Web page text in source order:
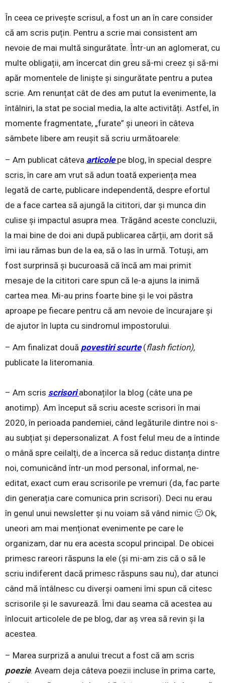
În ceea ce privește scrisul, a fost un an în care consider
că am scris puțin. Pentru a scrie mai consistent am
nevoie de mai multă singurătate. Într-un an aglomerat, cu
multe obligații, am încercat din greu să-mi creez și să-mi
apăr momentele de liniște și singurătate pentru a putea
scrie. Am renunțat cât de des am putut la evenimente, la
întâlniri, la stat pe social media, la alte activități. Astfel, în
momente fragmentate, „furate” și uneori în câteva
sâmbete libere am reușit să scriu următoarele:
– Am publicat câteva articole pe blog, în special despre
scris, în care am vrut să adun toată experiența mea
legată de carte, publicare independentă, despre efortul
de a face cartea să ajungă la cititori, dar și munca din
culise și impactul asupra mea. Trăgând aceste concluzii,
la mai bine de doi ani după publicarea cărții, am dorit să
îmi iau rămas bun de la ea, să o las în urmă. Totuși, am
fost surprinsă și bucuroasă că încă am mai primit
mesaje de la cititori care spun că le-a ajuns la inimă
cartea mea. Mi-au prins foarte bine și le voi păstra
aproape pe fiecare pentru că am nevoie de încurajare și
de ajutor în lupta cu sindromul impostorului.
– Am finalizat două povestiri scurte(flash fiction),
publicate la literomania.
– Am scris scrisori abonaților la blog (câte una pe
anotimp). Am început să scriu aceste scrisori în mai
2020, în perioada pandemiei, când legăturile dintre noi s-
au subțiat și depersonalizat. A fost felul meu de a întinde
o mână spre ceilalți, de a încerca să reduc distanța dintre
noi, comunicând într-un mod personal, informal, ne-
editat, exact cum erau scrisorile pe vremuri (da, fac parte
din generația care comunica prin scrisori). Deci nu erau
în genul unui newsletter și nu voiam să vând nimic 🙂 Ok,
uneori am mai menționat evenimente pe care le
organizam, dar nu era acesta scopul principal. De obicei
primesc rareori răspuns la ele (și mi-am zis că o să le
scriu indiferent dacă primesc răspuns sau nu), dar atunci
când mă întâlnesc cu diverși oameni îmi spun că citesc
scrisorile și le savurează. Îmi dau seama că acestea au
înlocuit articolele de pe blog, dar aș vrea să revin și la
acestea.
– Marea surpriză a anului trecut a fost că am scris
poezie. Aveam deja câteva poezii incluse în prima carte,